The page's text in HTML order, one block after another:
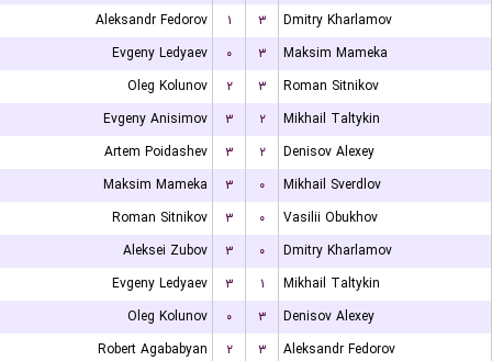
Aleksandr Fedorov
۱ ۳
Dmitry Kharlamov
Evgeny Ledyaev
۰ ۳
Maksim Mameka
Oleg Kolunov
۲ ۳
Roman Sitnikov
Evgeny Anisimov
۳ ۲
Mikhail Taltykin
Artem Poidashev
۳ ۲
Denisov Alexey
Maksim Mameka
۳ ۰
Mikhail Sverdlov
Roman Sitnikov
۳ ۰
Vasilii Obukhov
Aleksei Zubov
۳ ۰
Dmitry Kharlamov
Evgeny Ledyaev
۳ ۱
Mikhail Taltykin
Oleg Kolunov
۰ ۳
Denisov Alexey
Robert Agababyan
۲ ۳
Aleksandr Fedorov